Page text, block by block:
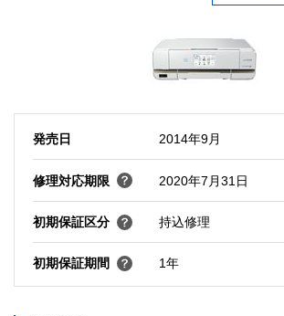
発売日 2014年9月
修理対応期限 2020年7月31日
初期保証区分 持込修理
初期保証期間 1年